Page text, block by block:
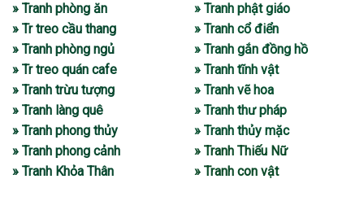
» Tranh phòng ăn
» Tr treo cầu thang
» Tranh phòng ngủ
» Tr treo quán cafe
» Tranh trừu tượng
» Tranh làng quê
» Tranh phong thủy
» Tranh phong cảnh
» Tranh Khỏa Thân
» Tranh phật giáo
» Tranh cổ điển
» Tranh gắn đồng hồ
» Tranh tĩnh vật
» Tranh vẽ hoa
» Tranh thư pháp
» Tranh thủy mặc
» Tranh Thiếu Nữ
» Tranh con vật